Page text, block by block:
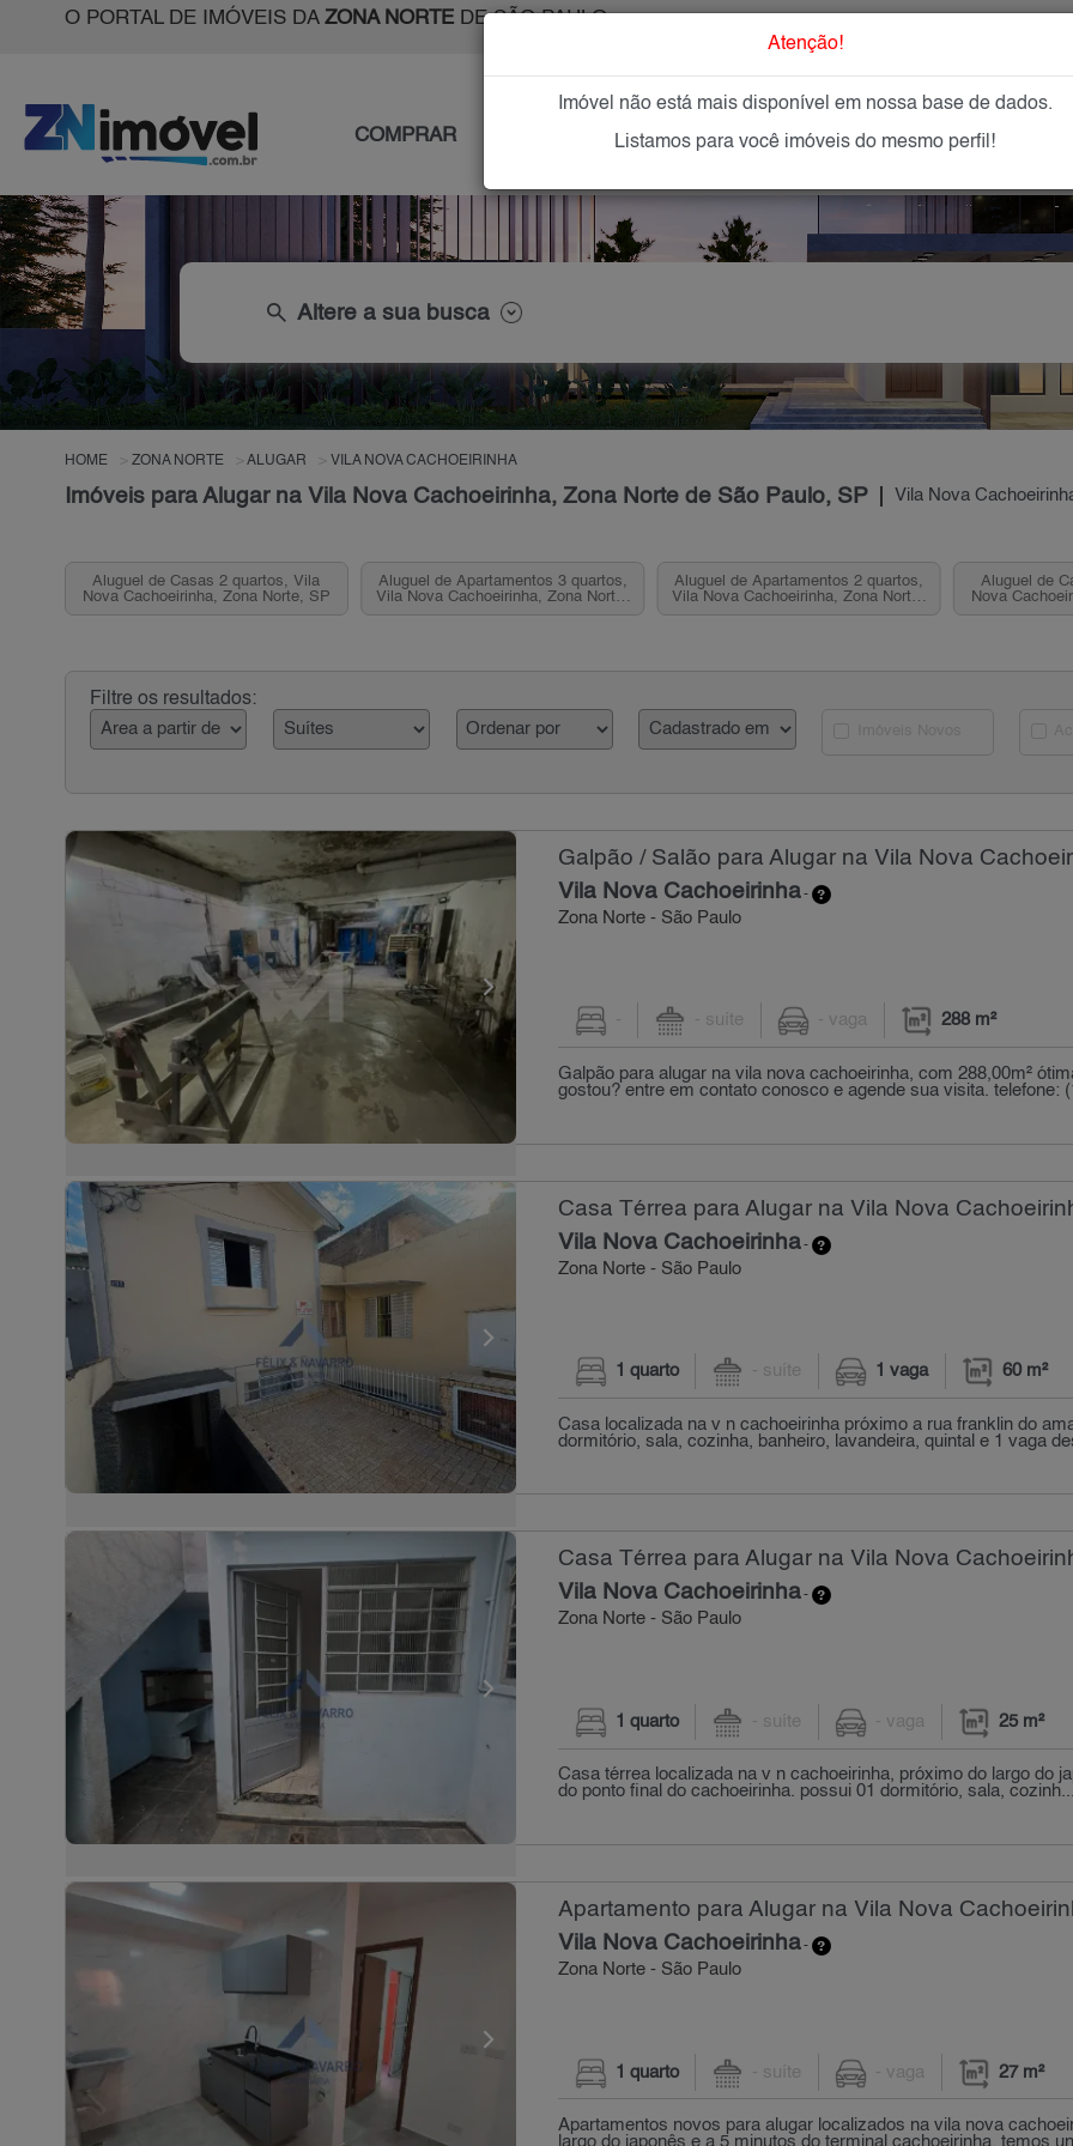
O PORTAL DE IMÓVEIS DA ZONA NORTEDE SÃO PAULO
COMPRAR IMÓVEIS NOVOS IMOBILIÁRIAS
search Altere a sua busca
HOME ZONA NORTE ALUGAR VILA NOVA CACHOEIRINHA
Imóveis para Alugar na Vila Nova Cachoeirinha, Zona Norte de São Paulo, SP Vila Nova
Aluguel de Casas 2 quartos, Vila
Nova Cachoeirinha, Zona Norte, SP
Aluguel de Apartamentos 3 quartos,
Vila Nova Cachoeirinha, Zona Norte,
Aluguel de Apartamentos 2 quartos,
Vila Nova Cachoeirinha, Zona Norte,
Aluguel de
Nova
Filtre os resultados:
Galpão / Salão para Alugar na Vila Nova
Vila Nova Cachoeirinha-
Zona Norte - São Paulo
- - suíte - vaga 288 m²
Galpão para alugar na vila nova cachoeirinha, com 288,00m²
gostou? entre em contato conosco e agende sua visita. telefone:
Casa Térrea para Alugar na Vila Nova
Vila Nova Cachoeirinha-
Zona Norte - São Paulo
1 quarto - suíte 1 vaga 60 m²
Casa localizada na v n cachoeirinha próximo a rua franklin do
dormitório, sala, cozinha, banheiro, lavandeira, quintal e 1 vaga
Casa Térrea para Alugar na Vila Nova
Vila Nova Cachoeirinha-
Zona Norte - São Paulo
1 quarto - suíte - vaga 25 m²
Casa térrea localizada na v n cachoeirinha, próximo do largo do
do ponto final do cachoeirinha. possui 01 dormitório, sala,
Apartamento para Alugar na Vila Nova
Vila Nova Cachoeirinha-
Zona Norte - São Paulo
1 quarto - suíte - vaga 27 m²
Apartamentos novos para alugar localizados na vila nova
largo do japonês e a 5 minutos do terminal cachoeirinha. temos
Atenção!
Imóvel não está mais disponível em nossa base de dados.
Listamos para você imóveis do mesmo perfil!